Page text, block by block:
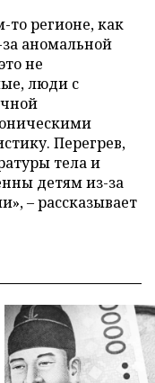
регионе, как
за аномальной
не
люди с
Перегрев,
тела и
детям из-за
– рассказывает